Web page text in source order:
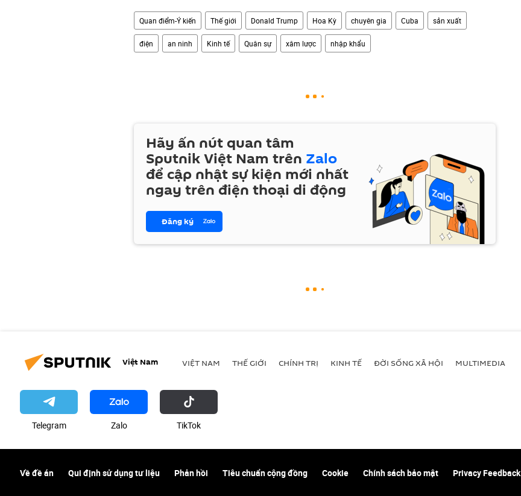
Quan điểm-Ý kiến Thế giới Donald Trump Hoa Kỳ chuyên gia Cuba sản xuất
điện an ninh Kinh tế Quân sự xâm lược nhập khẩu
Hãy ấn nút quan tâm
Sputnik Việt Nam trên Zalo
để cập nhật sự kiện mới nhất
ngay trên điện thoại di động
Đăng ký
Việt Nam VIỆT NAM THẾ GIỚI CHÍNH TRỊ KINH TẾ ĐỜI SỐNG XÃ HỘI MULTIMEDIA
Telegram Zalo ТikТоk
Về đề án Qui định sử dụng tư liệu Phản hồi Tiêu chuẩn cộng đồng Cookie Chính sách bảo mật Privacy Feedback